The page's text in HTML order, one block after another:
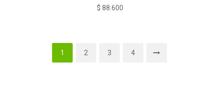
$ 88.600
1 2 3 4